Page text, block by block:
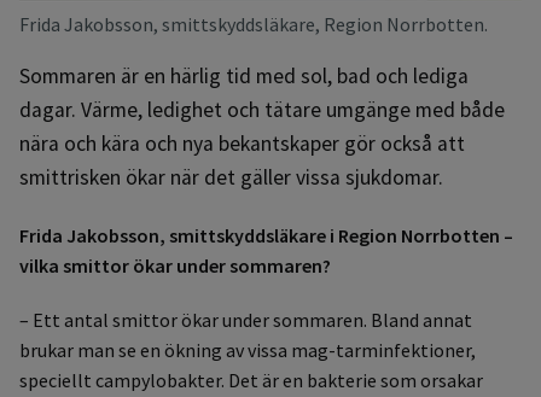
Frida Jakobsson, smittskyddsläkare, Region Norrbotten.
Sommaren är en härlig tid med sol, bad och lediga
dagar. Värme, ledighet och tätare umgänge med både
nära och kära och nya bekantskaper gör också att
smittrisken ökar när det gäller vissa sjukdomar.
Frida Jakobsson, smittskyddsläkare i Region Norrbotten –
vilka smittor ökar under sommaren?
– Ett antal smittor ökar under sommaren. Bland annat
brukar man se en ökning av vissa mag-tarminfektioner,
speciellt campylobakter. Det är en bakterie som orsakar